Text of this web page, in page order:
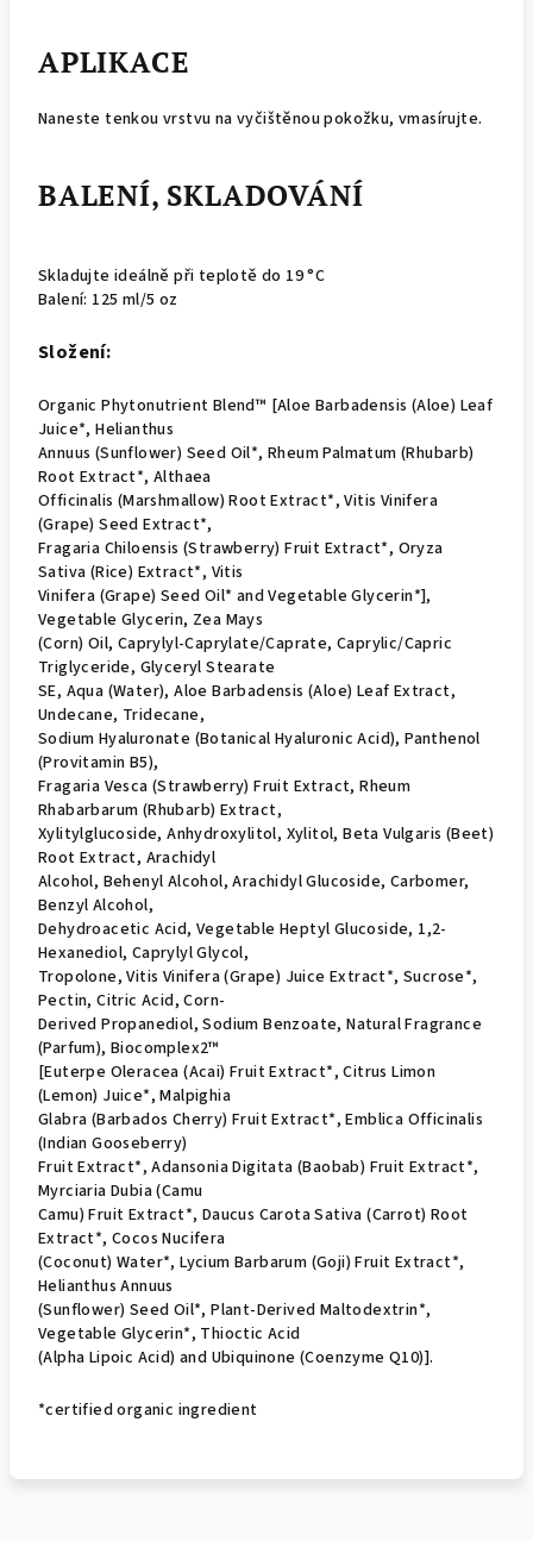
APLIKACE
Naneste tenkou vrstvu na vyčištěnou pokožku, vmasírujte.
BALENÍ, SKLADOVÁNÍ
Skladujte ideálně při teplotě do 19 °C
Balení: 125 ml/5 oz
Složení:
Organic Phytonutrient Blend™ [Aloe Barbadensis (Aloe) Leaf
Juice*, Helianthus
Annuus (Sunflower) Seed Oil*, Rheum Palmatum (Rhubarb)
Root Extract*, Althaea
Officinalis (Marshmallow) Root Extract*, Vitis Vinifera
(Grape) Seed Extract*,
Fragaria Chiloensis (Strawberry) Fruit Extract*, Oryza
Sativa (Rice) Extract*, Vitis
Vinifera (Grape) Seed Oil* and Vegetable Glycerin*],
Vegetable Glycerin, Zea Mays
(Corn) Oil, Caprylyl-Caprylate/Caprate, Caprylic/Capric
Triglyceride, Glyceryl Stearate
SE, Aqua (Water), Aloe Barbadensis (Aloe) Leaf Extract,
Undecane, Tridecane,
Sodium Hyaluronate (Botanical Hyaluronic Acid), Panthenol
(Provitamin B5),
Fragaria Vesca (Strawberry) Fruit Extract, Rheum
Rhabarbarum (Rhubarb) Extract,
Xylitylglucoside, Anhydroxylitol, Xylitol, Beta Vulgaris (Beet)
Root Extract, Arachidyl
Alcohol, Behenyl Alcohol, Arachidyl Glucoside, Carbomer,
Benzyl Alcohol,
Dehydroacetic Acid, Vegetable Heptyl Glucoside, 1,2-
Hexanediol, Caprylyl Glycol,
Tropolone, Vitis Vinifera (Grape) Juice Extract*, Sucrose*,
Pectin, Citric Acid, Corn-
Derived Propanediol, Sodium Benzoate, Natural Fragrance
(Parfum), Biocomplex2™
[Euterpe Oleracea (Acai) Fruit Extract*, Citrus Limon
(Lemon) Juice*, Malpighia
Glabra (Barbados Cherry) Fruit Extract*, Emblica Officinalis
(Indian Gooseberry)
Fruit Extract*, Adansonia Digitata (Baobab) Fruit Extract*,
Myrciaria Dubia (Camu
Camu) Fruit Extract*, Daucus Carota Sativa (Carrot) Root
Extract*, Cocos Nucifera
(Coconut) Water*, Lycium Barbarum (Goji) Fruit Extract*,
Helianthus Annuus
(Sunflower) Seed Oil*, Plant-Derived Maltodextrin*,
Vegetable Glycerin*, Thioctic Acid
(Alpha Lipoic Acid) and Ubiquinone (Coenzyme Q10)].
*certified organic ingredient